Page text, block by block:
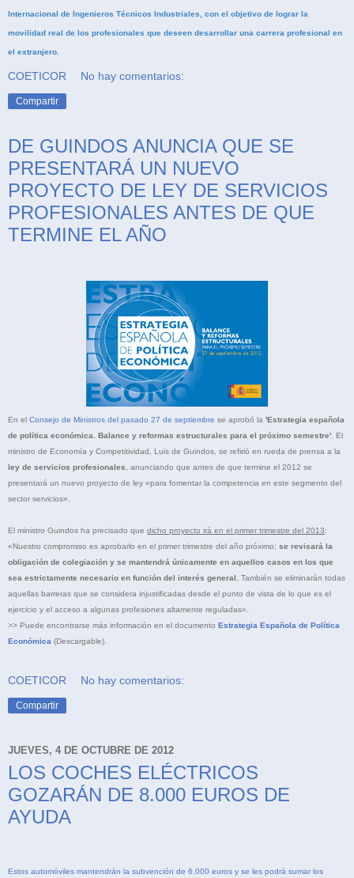
Internacional de Ingenieros Técnicos Industriales, con el objetivo de lograr la
movilidad real de los profesionales que deseen desarrollar una carrera profesional en
el extranjero
COETICOR No hay comentarios:
Compartir
DE GUINDOS ANUNCIA QUE SE
PRESENTARÁ UN NUEVO
PROYECTO DE LEY DE SERVICIOS
PROFESIONALES ANTES DE QUE
TERMINE EL AÑO
En el Consejo de Ministros del pasado 27 de septiembre se aprobó la 'Estrategia española
de política económica. Balance y reformas estructurales para el próximo semestre' . El
ministro de Economía y Competitividad, Luis de Guindos, se refirió en rueda de prensa a la
ley de servicios profesionales , anunciando que antes de que termine el 2012 se
presentará un nuevo proyecto de ley «para fomentar la competencia en este segmento del
sector servicios».
El ministro Guindos ha precisado que dicho proyecto irá en el primer trimestre del 2013:
«Nuestro compromiso es aprobarlo en el primer trimestre del año próximo; se revisará la
obligación de colegiación y se mantendrá únicamente en aquellos casos en los que
sea estrictamente necesario en función del interés general.
También se eliminarán todas
aquellas barreras que se considera injustificadas desde el punto de vista de lo que es el
ejercicio y el acceso a algunas profesiones altamente reguladas».
>> Puede encontrarse más información en el documento Estrategia Española de Política
Económica (Descargable).
COETICOR No hay comentarios:
Compartir
JUEVES, 4 DE OCTUBRE DE 2012
LOS COCHES ELÉCTRICOS
GOZARÁN DE 8.000 EUROS DE
AYUDA
Estos automóviles mantendrán la subvención de 6.000 euros y se les podrá sumar los